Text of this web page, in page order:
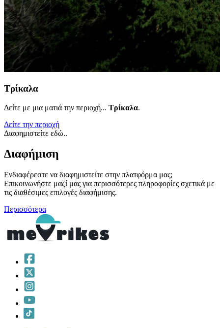
Τρίκαλα
Δείτε με μια ματιά την περιοχή... Τρίκαλα.
Δείτε την περιοχή
Διαφημιστείτε εδώ..
Διαφήμιση
Ενδιαφέρεστε να διαφημιστείτε στην πλατφόρμα μας;
Επικοινωνήστε μαζί μας για περισσότερες πληροφορίες σχετικά με
τις διαθέσιμες επιλογές διαφήμισης.
Περισσότερα